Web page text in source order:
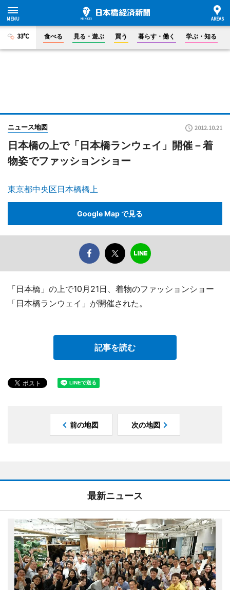
33°C 食べる 見る・遊ぶ 買う 暮らす・働く 学ぶ・知る
ニュース地図 2012.10.21
日本橋の上で「日本橋ランウェイ」開催－着
物姿でファッションショー
東京都中央区日本橋橋上
Google Map で見る
「日本橋」の上で10月21日、着物のファッションショー
「日本橋ランウェイ」が開催された。
記事を読む
前の地図 次の地図
最新ニュース